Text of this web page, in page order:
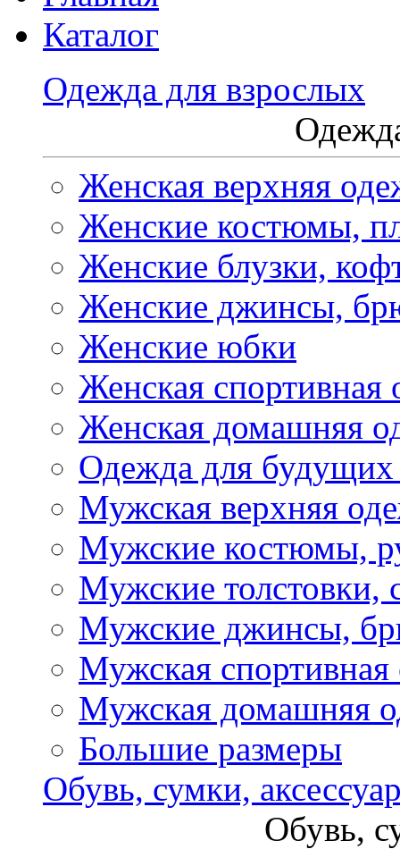
Каталог
Одежда для взрослых
Женская верхняя
Женские костюмы,
Женские блузки,
Женские джинсы,
Женские юбки
Женская спортивная
Женская домашняя
Одежда для
Мужская верхняя
Мужские костюмы,
Мужские толстовки,
Мужские джинсы,
Мужская спортивная
Мужская домашняя
Большие размеры
Обувь, сумки,
Обувь,